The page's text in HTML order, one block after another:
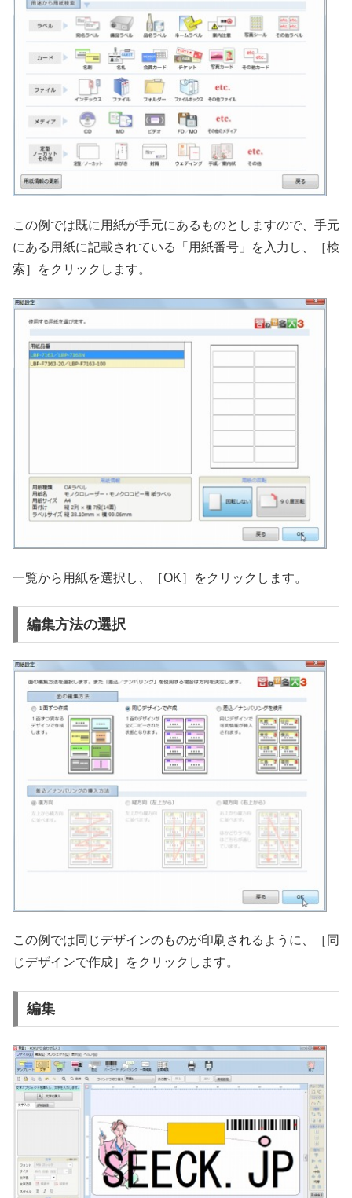
この例では既に用紙が手元にあるものとしますので、手元
にある用紙に記載されている「用紙番号」を入力し、［検
索］をクリックします。
一覧から用紙を選択し、［OK］をクリックします。
編集方法の選択
この例では同じデザインのものが印刷されるように、［同
じデザインで作成］をクリックします。
編集